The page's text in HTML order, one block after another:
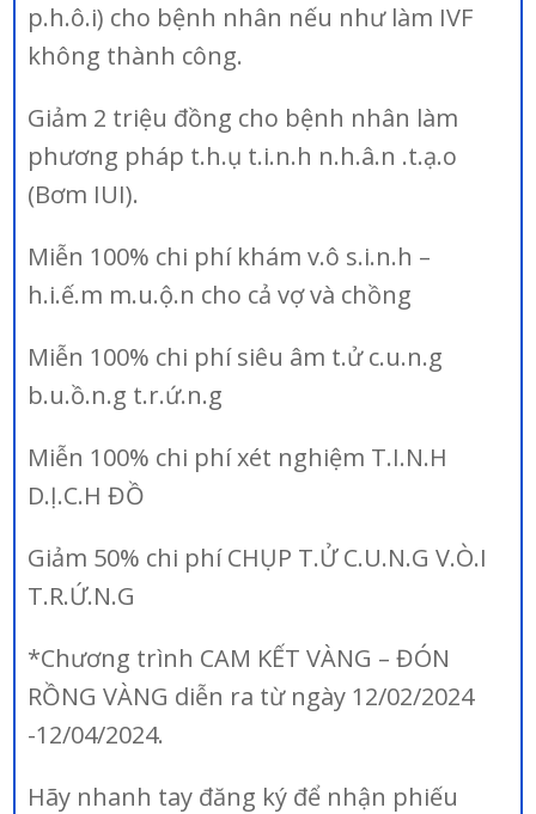
p.h.ô.i) cho bệnh nhân nếu như làm IVF
không thành công.
Giảm 2 triệu đồng cho bệnh nhân làm
phương pháp t.h.ụ t.i.n.h n.h.â.n .t.ạ.o
(Bơm IUI).
Miễn 100% chi phí khám v.ô s.i.n.h –
h.i.ế.m m.u.ộ.n cho cả vợ và chồng
Miễn 100% chi phí siêu âm t.ử c.u.n.g
b.u.ồ.n.g t.r.ứ.n.g
Miễn 100% chi phí xét nghiệm T.I.N.H
D.Ị.C.H ĐỒ
Giảm 50% chi phí CHỤP T.Ử C.U.N.G V.Ò.I
T.R.Ứ.N.G
*Chương trình CAM KẾT VÀNG – ĐÓN
RỒNG VÀNG diễn ra từ ngày 12/02/2024
-12/04/2024.
Hãy nhanh tay đăng ký để nhận phiếu